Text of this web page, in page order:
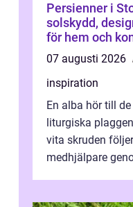
Persienner i
solskydd,
för hem och
07 augusti 2026
inspiration
En alba hör till
liturgiska
vita skruden
medhjälpare